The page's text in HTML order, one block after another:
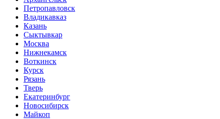
Петропавловск
Владикавказ
Казань
Сыктывкар
Москва
Нижнекамск
Воткинск
Курск
Рязань
Тверь
Екатеринбург
Новосибирск
Майкоп